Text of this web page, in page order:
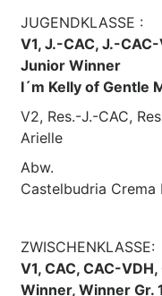
JUGENDKLASSE :
V1, J.-CAC, J.-
Junior Winner
I´m Kelly of Gentle
V2, Res.-J.-CAC,
Arielle
Abw.
Castelbudria Crema
ZWISCHENKLASSE:
V1, CAC, CAC-
Winner, Winner Gr.